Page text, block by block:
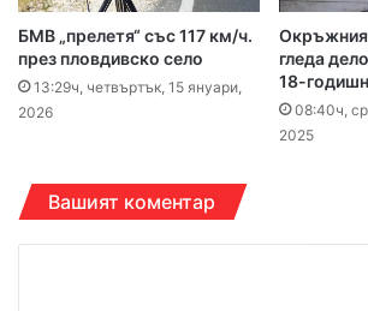
БМВ „прелетя“ със 117 км/ч.
през пловдивско село
13:29ч, четвъртък, 15 януари,
2026
гледа
18-
08:40ч,
2025
Вашият коментар